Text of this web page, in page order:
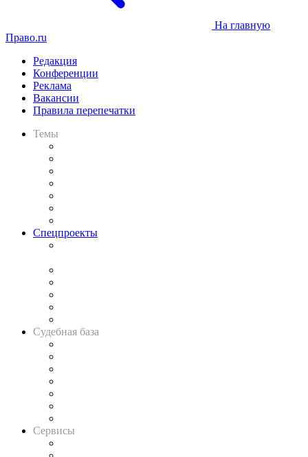
На главную
Право.ru
Редакция
Конференции
Реклама
Вакансии
Правила перепечатки
Темы
Спецпроекты
Судебная база
Сервисы